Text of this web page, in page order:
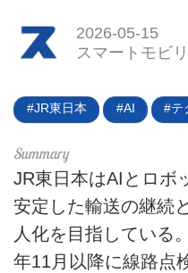
HOME
EV
電動バイク
2026-05-15
スマートモビ
JR東日本 AI テ
JR東日本はAIとロボ
安定した輸送の継続
人化を目指している
年11月以降に線路点